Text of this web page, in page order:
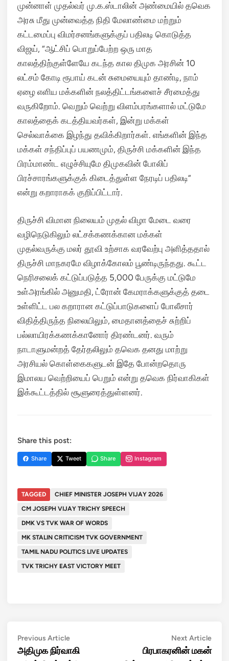
முன்னாள் முதல்வர் மு.க.ஸ்டாலின் அண்மையில் தவெக
அரசு மீது முன்வைத்த நிதி மேலாண்மை மற்றும்
கட்டமைப்பு விமர்சனங்களுக்குப் பதிலடி கொடுத்த
விஜய், “ஆட்சிப் பொறுப்பேற்ற ஒரு மாத
காலத்திற்குள்ளேயே கடந்த கால திமுக அரசின் 10
லட்சம் கோடி ரூபாய் கடன் சுமையையும் தாண்டி, நாம்
ஏழை எளிய மக்களின் நலத்திட்டங்களைச் சீரமைத்து
வருகிறோம். வெறும் வெற்று விளம்பரங்களால் மட்டுமே
காலத்தைக் கடத்தியவர்கள், இன்று மக்கள்
செல்வாக்கை இழந்து தவிக்கிறார்கள். எங்களின் இந்த
மக்கள் சந்திப்புப் பயணமும், திருச்சி மக்களின் இந்த
பிரம்மாண்ட எழுச்சியுமே திமுகவின் போலிப்
பிரச்சாரங்களுக்குக் கிடைத்துள்ள நேரடிப் பதிலடி”
என்று கறாராகக் குறிப்பிட்டார்.
திருச்சி விமான நிலையம் முதல் விழா மேடை வரை
வழிநெடுகிலும் லட்சக்கணக்கான மக்கள்
முதல்வருக்கு மலர் தூவி உற்சாக வரவேற்பு அளித்ததால்
திருச்சி மாநகரமே விழாக்கோலம் பூண்டிருந்தது. கூட்ட
நெரிசலைக் கட்டுப்படுத்த 5,000 பேருக்கு மட்டுமே
உள்அரங்கில் அனுமதி, ட்ரோன் கேமராக்களுக்குத் தடை
உள்ளிட்ட பல கறாரான கட்டுப்பாடுகளைப் போலீசார்
விதித்திருந்த நிலையிலும், மைதானத்தைச் சுற்றிப்
பல்லாயிரக்கணக்கானோர் திரண்டனர். வரும்
நாடாளுமன்றத் தேர்தலிலும் தவெக தனது மாற்று
அரசியல் கொள்கைகளுடன் இதே போன்றதொரு
இமாலய வெற்றியைப் பெறும் என்று தவெக நிர்வாகிகள்
இக்கூட்டத்தில் சூளுரைத்துள்ளனர்.
Share this post:
Share Tweet Share Instagram
TAGGED
CHIEF MINISTER JOSEPH VIJAY 2026
CM JOSEPH VIJAY TRICHY SPEECH
DMK VS TVK WAR OF WORDS
MK STALIN CRITICISM TVK GOVERNMENT
TAMIL NADU POLITICS LIVE UPDATES
TVK TRICHY EAST VICTORY MEET
Post
navigation
Previous ArticlePrevious
article:
அதிமுக நிர்வாகி
Next ArticleNext
பிரபாகரனின் மகன்